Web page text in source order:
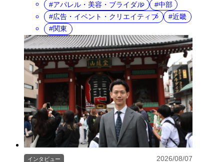
アパレル・美容・ブライダル
中部
広告・イベント・クリエイティブ
近畿
関東
インタビュー 2026/08/07